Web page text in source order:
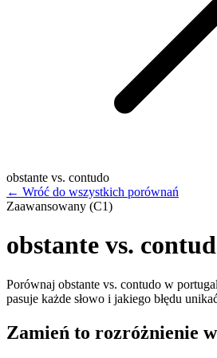
obstante vs. contudo
← Wróć do wszystkich porównań
Zaawansowany (C1)
obstante vs.
Porównaj obstante vs. contudo w
pasuje każde słowo i jakiego błędu
Zamień to rozróżnienie